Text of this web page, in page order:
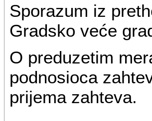
Sporazum iz
Gradsko veće
O preduzetim
podnosioca
prijema zahteva.